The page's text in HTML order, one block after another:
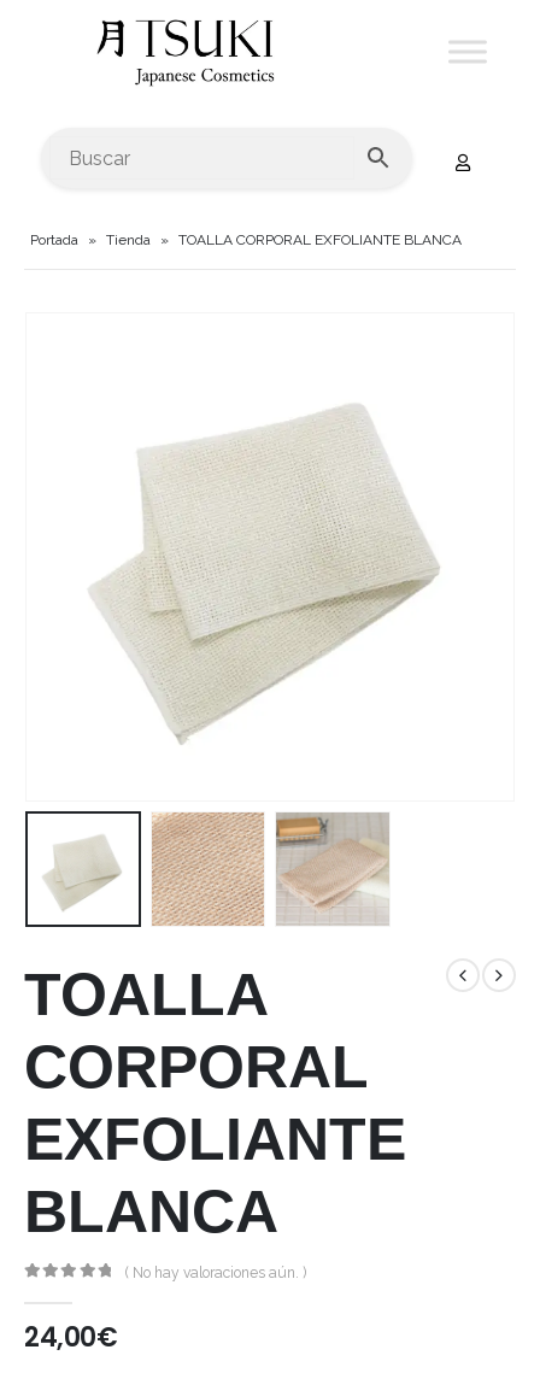
Portada » Tienda » TOALLA CORPORAL EXFOLIANTE BLANCA
TOALLA
CORPORAL
EXFOLIANTE
BLANCA
( No hay valoraciones aún. )
24,00€